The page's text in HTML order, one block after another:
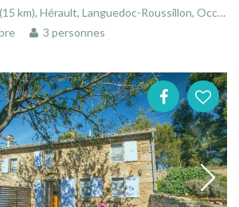
Hérault, Languedoc-Roussillon, Occitanie, France
3 personnes